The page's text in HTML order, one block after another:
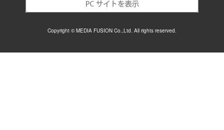
Copyright © MEDIA FUSION Co.,Ltd. All rights reserved.